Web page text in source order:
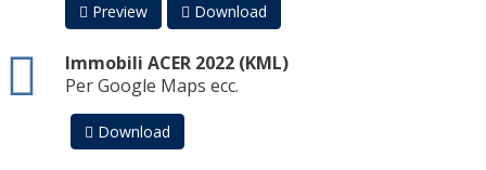
Preview Download
Immobili ACER 2022 (KML)
kml
Per Google Maps ecc.
Download